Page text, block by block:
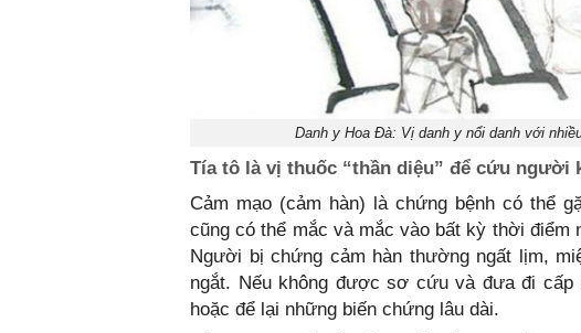
Danh y Hoa Đà: Vị danh y nổi danh với
Tía tô là vị thuốc “thần diệu” để cứu người
Cảm mạo (cảm hàn) là chứng bệnh có thể
cũng có thể mắc và mắc vào bất kỳ thời điểm
Người bị chứng cảm hàn thường ngất lịm,
ngắt. Nếu không được sơ cứu và đưa đi
hoặc để lại những biến chứng lâu dài.